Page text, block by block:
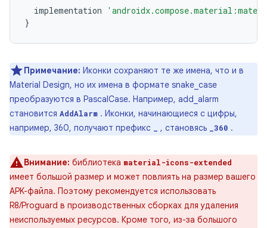
implementation
}
Примечание: Иконки сохраняют те же имена, что и в
Material Design, но их имена в формате snake_case
преобразуются в PascalCase. Например, add_alarm
становится AddAlarm . Иконки, начинающиеся с цифры,
например, 360, получают префикс
, становясь _360 .
Внимание: библиотека material-icons-extended
имеет большой размер и может повлиять на размер вашего
APK-файла. Поэтому рекомендуется использовать
R8/Proguard в производственных сборках для удаления
неиспользуемых ресурсов. Кроме того, из-за большого